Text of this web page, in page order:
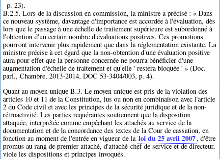
p. 23).
B.2.5. Lors de la discussion en commission, la ministre a précisé : « Dans
ce nouveau système, davantage d'importance est accordée à l'évaluation, dès
lors que le passage à une échelle de traitement supérieure est subordonné à
l'obtention d'un certain nombre d'évaluations positives. Ces promotions
pourront intervenir plus rapidement que dans la réglementation existante. La
ministre précise à cet égard que la non-obtention d'une évaluation positive
aura pour effet que la personne concernée ne pourra bénéficier d'une
augmentation d'échelle de traitement et qu'elle ' restera bloquée ' » (Doc.
parl., Chambre, 2013-2014, DOC 53-3404/003, p. 4).
Quant au moyen unique B.3. Le moyen unique est pris de la violation des
articles 10 et 11 de la Constitution, lus ou non en combinaison avec l'article
2 du Code civil et avec les principes de la sécurité juridique et de la non-
rétroactivité. Les parties requérantes soutiennent que la disposition
attaquée, interprétée comme empêchant les attachés au service de la
documentation et de la concordance des textes de la Cour de cassation, en
fonction au moment de l'entrée en vigueur de la loi du 25 avril 2007, d'être
promus au rang de premier attaché, d'attaché-chef de service et de directeur,
viole les dispositions et principes invoqués.